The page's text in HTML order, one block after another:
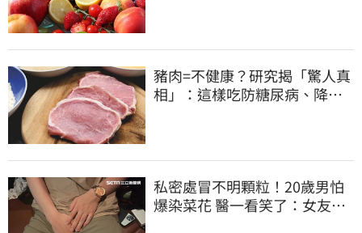
豬肉=不健康？研究揭「驚人真
相」：這樣吃防糖尿病、降膽
私密處冒不明顆粒！20歲男怕
爆染菜花 醫一看笑了：女友常